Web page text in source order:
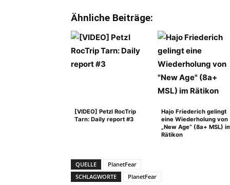
Ähnliche Beiträge:
[VIDEO] Petzl RocTrip
Tarn: Daily report #3
Hajo Friederich gelingt
eine Wiederholung von
„New Age“ (8a+ MSL)
Rätikon
QUELLE
PlanetFear
SCHLAGWORTE
PlanetFear